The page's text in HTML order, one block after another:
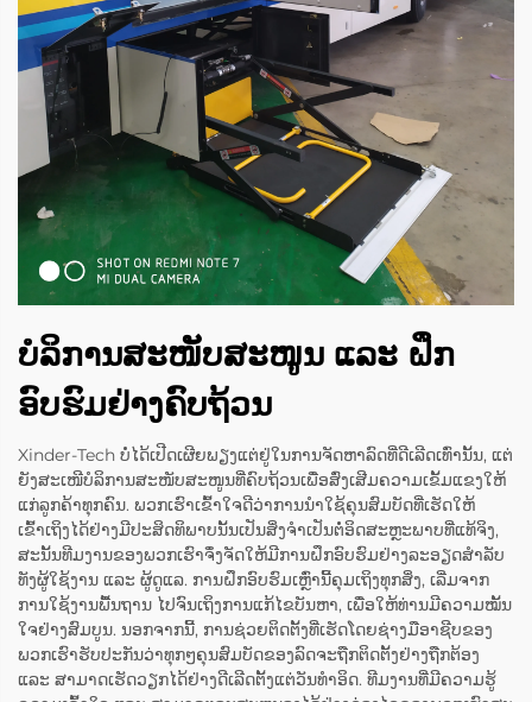
ບໍລິການສະໜັບສະໜູນ ແລະ ຝຶກ
ອົບຮົມຢ່າງຄົບຖ້ວນ
Xinder-Tech ບໍ່ໄດ້ເປີດເຜີຍພຽງແຕ່ຢູ່ໃນການຈັດຫາລົດທີ່ດີເລີດເທົ່ານັ້ນ, ແຕ່
ຍັງສະເໜີບໍລິການສະໜັບສະໜູນທີ່ຄົບຖ້ວນເພື່ອສົ່ງເສີມຄວາມເຂັ້ມແຂງໃຫ້
ແກ່ລູກຄ້າທຸກຄົນ. ພວກເຮົາເຂົ້າໃຈດີວ່າການນຳໃຊ້ຄຸນສົມບັດທີ່ເຮັດໃຫ້
ເຂົ້າເຖິງໄດ້ຢ່າງມີປະສິດທິພາບນັ້ນເປັນສິ່ງຈຳເປັນຕໍ່ອິດສະຫຼະພາບທີ່ແທ້ຈິງ,
ສະນັ້ນທີມງານຂອງພວກເຮົາຈຶ່ງຈັດໃຫ້ມີການຝຶກອົບຮົມຢ່າງລະອຽດສຳລັບ
ທັງຜູ້ໃຊ້ງານ ແລະ ຜູ້ດູແລ. ການຝຶກອົບຮົມເຫຼົ່ານີ້ຄຸມເຖິງທຸກສິ່ງ, ເລີ່ມຈາກ
ການໃຊ້ງານພື້ນຖານ ໄປຈົນເຖິງການແກ້ໄຂບັນຫາ, ເພື່ອໃຫ້ທ່ານມີຄວາມໝັ້ນ
ໃຈຢ່າງສົມບູນ. ນອກຈາກນີ້, ການຊ່ວຍຕິດຕັ້ງທີ່ເຮັດໂດຍຊ່າງມືອາຊີບຂອງ
ພວກເຮົາຮັບປະກັນວ່າທຸກໆຄຸນສົມບັດຂອງລົດຈະຖືກຕິດຕັ້ງຢ່າງຖືກຕ້ອງ
ແລະ ສາມາດເຮັດວຽກໄດ້ຢ່າງດີເລີດຕັ້ງແຕ່ວັນທຳອິດ. ທີມງານທີ່ມີຄວາມຮູ້